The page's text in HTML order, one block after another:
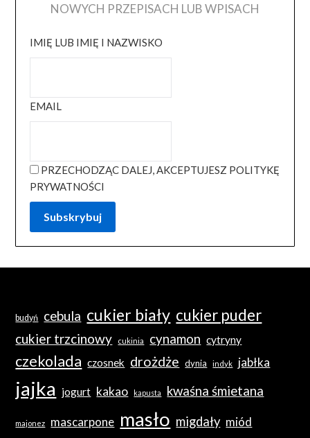
NOWYCH PRZEPISACH LUB WPISACH
IMIĘ LUB IMIĘ I NAZWISKO
EMAIL
PRZECHODZĄC DALEJ, AKCEPTUJESZ POLITYKĘ
PRYWATNOŚCI
budyń cebula cukier biały cukier puder
cukier trzcinowy cukinia cynamon cytryny
czekolada czosnek drożdże dynia indyk jabłka
jajka jogurt kakao kapusta kwaśna śmietana
majonez mascarpone masło migdały miód